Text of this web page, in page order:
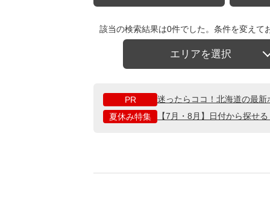
該当の検索結果は0件でした。条件を変えて
エリアを選択
PR
迷ったらココ！北海道の最
夏休み特集
【7月・8月】日付から探せ